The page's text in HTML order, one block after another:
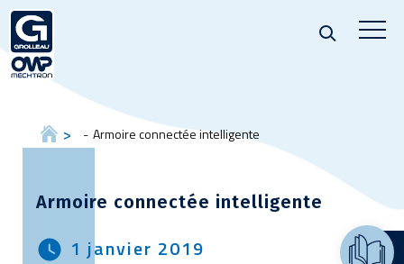
Armoire connectée intelligente
Armoire connectée intelligente
1 janvier 2019